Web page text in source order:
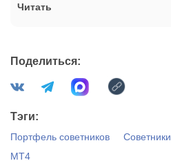
Читать
Поделиться:
Тэги:
Портфель советников Советники
MT4